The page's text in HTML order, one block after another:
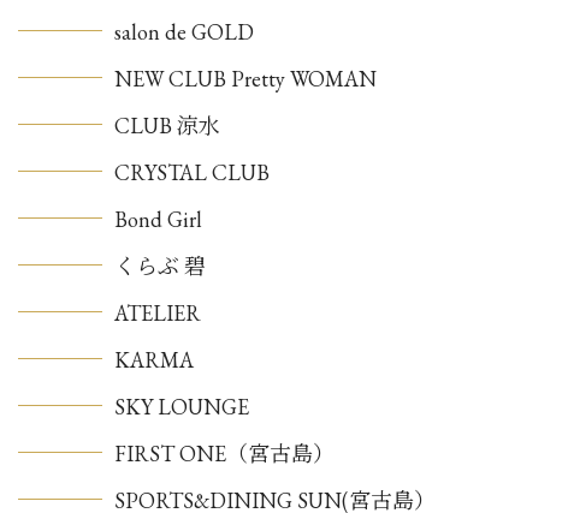
salon de GOLD
NEW CLUB Pretty WOMAN
CLUB 涼水
CRYSTAL CLUB
Bond Girl
くらぶ 碧
ATELIER
KARMA
SKY LOUNGE
FIRST ONE（宮古島）
SPORTS&DINING SUN(宮古島）